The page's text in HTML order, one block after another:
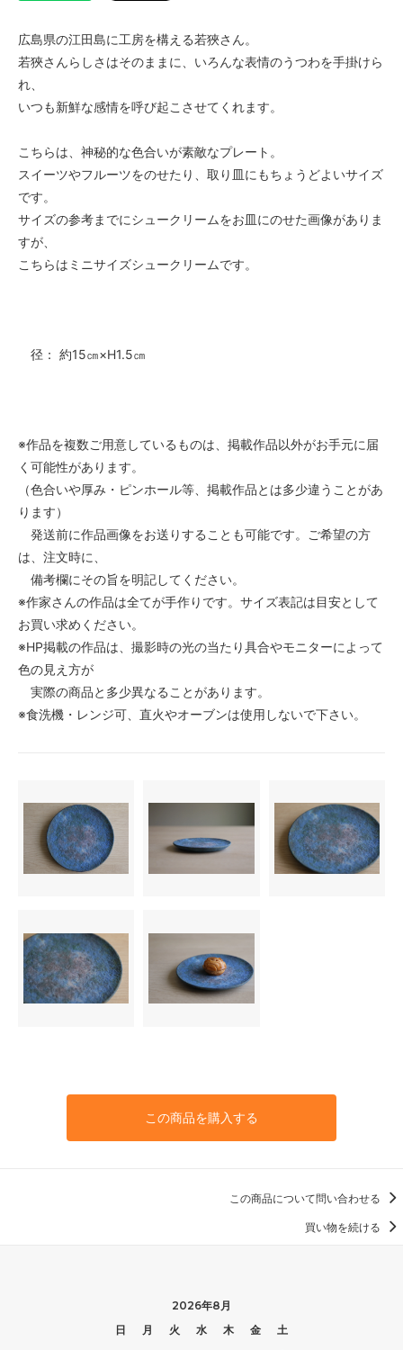
広島県の江田島に工房を構える若狹さん。
若狹さんらしさはそのままに、いろんな表情のうつわを手掛けら
れ、
いつも新鮮な感情を呼び起こさせてくれます。
こちらは、神秘的な色合いが素敵なプレート。
スイーツやフルーツをのせたり、取り皿にもちょうどよいサイズ
です。
サイズの参考までにシュークリームをお皿にのせた画像がありま
すが、
こちらはミニサイズシュークリームです。
径： 約15㎝×H1.5㎝
※作品を複数ご用意しているものは、掲載作品以外がお手元に届
く可能性があります。
（色合いや厚み・ピンホール等、掲載作品とは多少違うことがあ
ります）
発送前に作品画像をお送りすることも可能です。ご希望の方
は、注文時に、
備考欄にその旨を明記してください。
※作家さんの作品は全てが手作りです。サイズ表記は目安として
お買い求めください。
※HP掲載の作品は、撮影時の光の当たり具合やモニターによって
色の見え方が
実際の商品と多少異なることがあります。
※食洗機・レンジ可、直火やオーブンは使用しないで下さい。
この商品を購入する
この商品について問い合わせる
買い物を続ける
2026年8月
日
月 火 水 木 金
土